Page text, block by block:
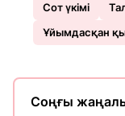
Сот үкімі
Ұйымдасқан
Соңғы